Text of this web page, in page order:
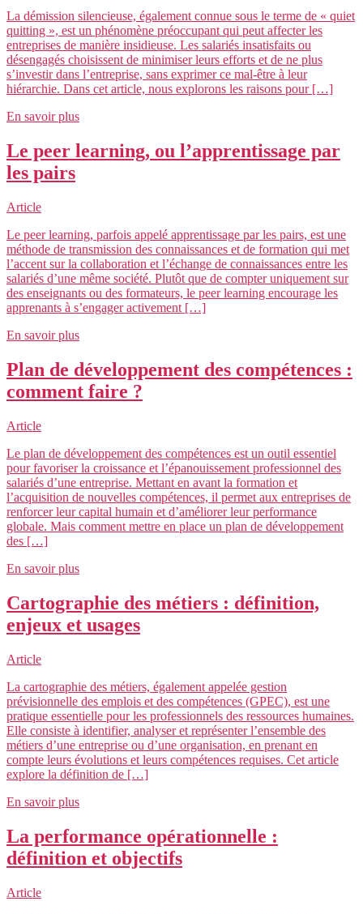
La démission silencieuse, également connue sous le terme de « quiet
quitting », est un phénomène préoccupant qui peut affecter les
entreprises de manière insidieuse. Les salariés insatisfaits ou
désengagés choisissent de minimiser leurs efforts et de ne plus
s’investir dans l’entreprise, sans exprimer ce mal-être à leur
hiérarchie. Dans cet article, nous explorons les raisons pour […]
En savoir plus
Le peer learning, ou l’apprentissage par
les pairs
Article
Le peer learning, parfois appelé apprentissage par les pairs, est une
méthode de transmission des connaissances et de formation qui met
l’accent sur la collaboration et l’échange de connaissances entre les
salariés d’une même société. Plutôt que de compter uniquement sur
des enseignants ou des formateurs, le peer learning encourage les
apprenants à s’engager activement […]
En savoir plus
Plan de développement des compétences :
comment faire ?
Article
Le plan de développement des compétences est un outil essentiel
pour favoriser la croissance et l’épanouissement professionnel des
salariés d’une entreprise. Mettant en avant la formation et
l’acquisition de nouvelles compétences, il permet aux entreprises de
renforcer leur capital humain et d’améliorer leur performance
globale. Mais comment mettre en place un plan de développement
des […]
En savoir plus
Cartographie des métiers : définition,
enjeux et usages
Article
La cartographie des métiers, également appelée gestion
prévisionnelle des emplois et des compétences (GPEC), est une
pratique essentielle pour les professionnels des ressources humaines.
Elle consiste à identifier, analyser et représenter l’ensemble des
métiers d’une entreprise ou d’une organisation, en prenant en
compte leurs évolutions et leurs compétences requises. Cet article
explore la définition de […]
En savoir plus
La performance opérationnelle :
définition et objectifs
Article